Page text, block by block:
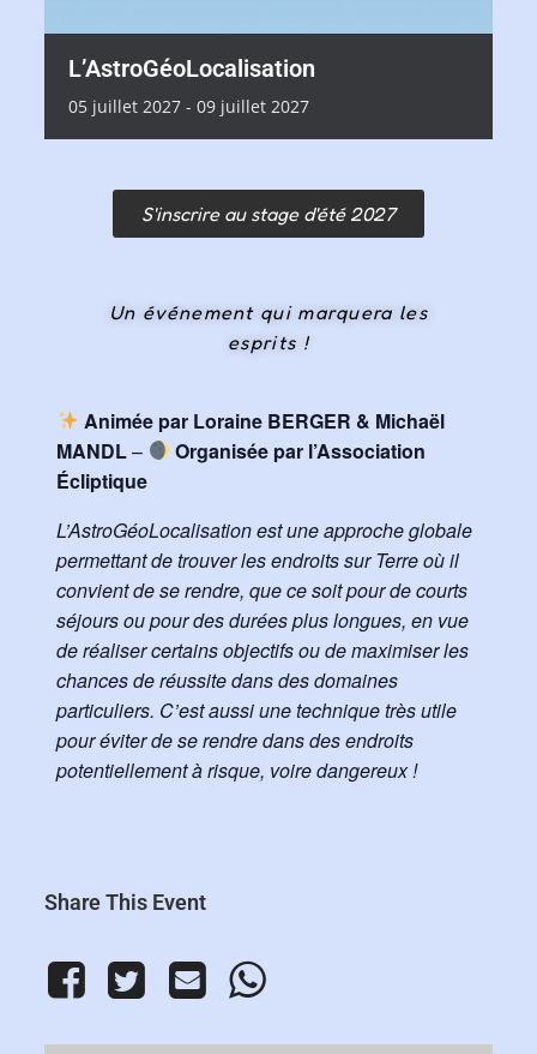
L’AstroGéoLocalisation
05 juillet 2027 -09 juillet 2027
S'inscrire au stage d'été 2027
Un événement qui marquera les
esprits !
Animée par Loraine BERGER & Michaël
MANDL–
Organisée par l’Association
Écliptique
L’AstroGéoLocalisation est une approche globale
permettant de trouver les endroits sur Terre où il
convient de se rendre, que ce soit pour de courts
séjours ou pour des durées plus longues, en vue
de réaliser certains objectifs ou de maximiser les
chances de réussite dans des domaines
particuliers. C’est aussi une technique très utile
pour éviter de se rendre dans des endroits
potentiellement à risque, voire dangereux !
Share This Event